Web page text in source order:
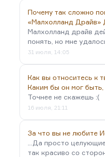
Почему так сложно
«Малхолланд Драйв»
Малхолланд драйв
понять, но мне
31 июля, 14:05
Как вы относитесь к
Каким бы он мог
Точнее не скажешь :(
16 июля, 21:11
За что вы не любите
...Да просто
так красиво со